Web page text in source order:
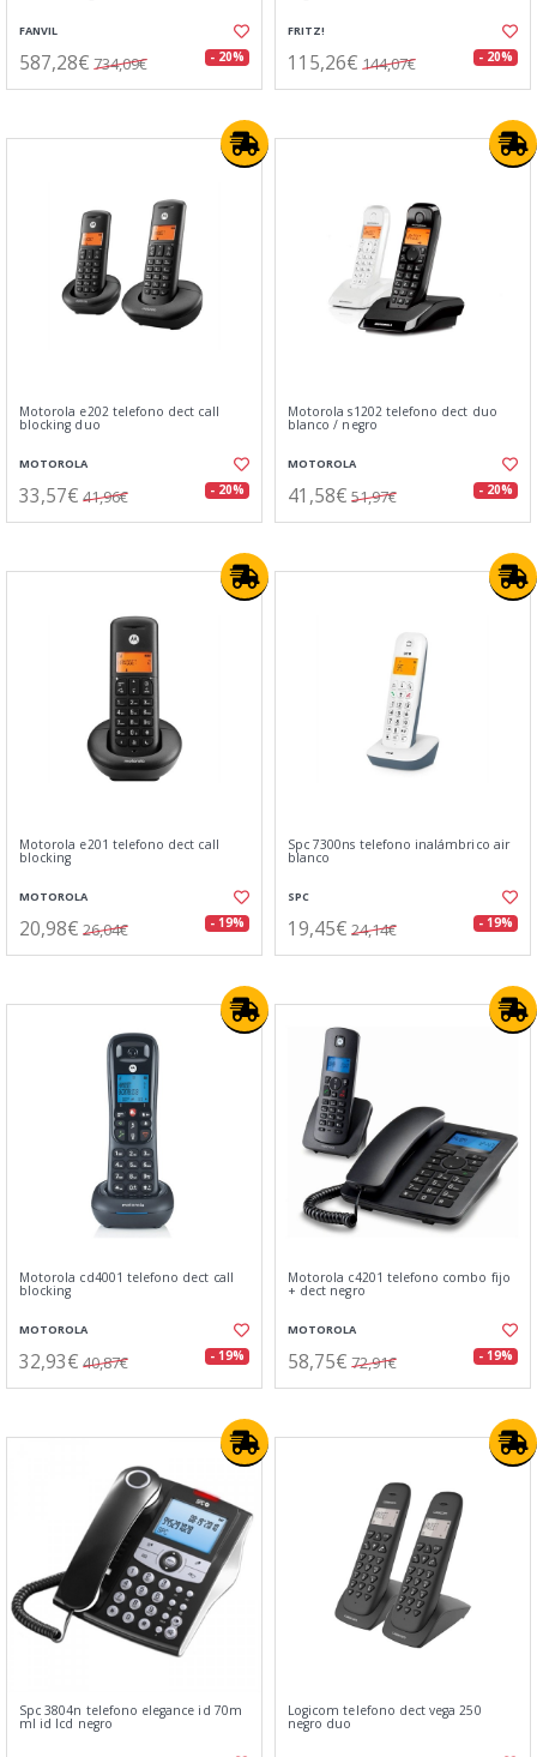
FANVIL
587,28€ 734,09€ - 20%
FRITZ!
115,26€ 144,07€ - 20%
Motorola e202 telefono dect call
blocking duo
MOTOROLA
33,57€ 41,96€ - 20%
Motorola s1202 telefono dect duo
blanco / negro
MOTOROLA
41,58€ 51,97€ - 20%
Motorola e201 telefono dect call
blocking
MOTOROLA
20,98€ 26,04€ - 19%
Spc 7300ns telefono inalámbrico air
blanco
SPC
19,45€ 24,14€ - 19%
Motorola cd4001 telefono dect call
blocking
MOTOROLA
32,93€ 40,87€ - 19%
Motorola c4201 telefono combo fijo
+ dect negro
MOTOROLA
58,75€ 72,91€ - 19%
Spc 3804n telefono elegance id 70m
ml id lcd negro
Logicom telefono dect vega 250
negro duo